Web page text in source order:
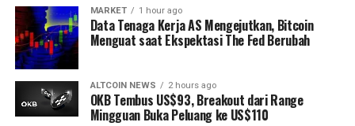
MARKET 1 hour ago
Data Tenaga Kerja AS Mengejutkan, Bitcoin
Menguat saat Ekspektasi The Fed Berubah
ALTCOIN NEWS 2 hours ago
OKB Tembus US$93, Breakout dari Range
Mingguan Buka Peluang ke US$110